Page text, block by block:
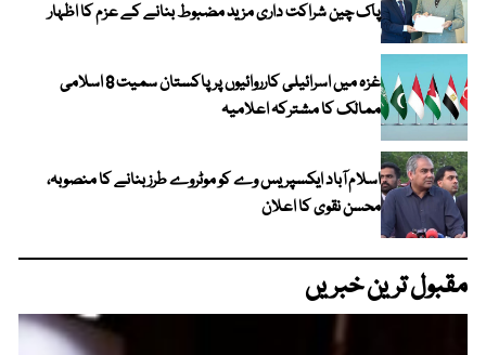
پاک چین شراکت داری مزید مضبوط بنانے کے عزم کا اظہار
غزہ میں اسرائیلی کارروائیوں پر پاکستان سمیت 8 اسلامی
ممالک کا مشترکہ اعلامیہ
اسلام آباد ایکسپریس وے کو موٹروے طرز بنانے کا منصوبہ،
محسن نقوی کا اعلان
مقبول ترین خبریں